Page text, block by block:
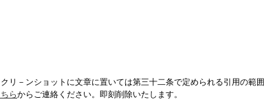
リ－ンショットに文章に置いては第三十二条で定められる引用の範囲
らからご連絡ください。即刻削除いたします。